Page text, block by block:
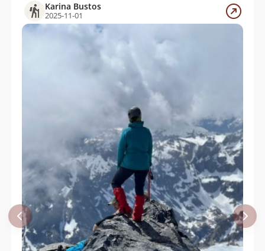
Karina Bustos
2025-11-01